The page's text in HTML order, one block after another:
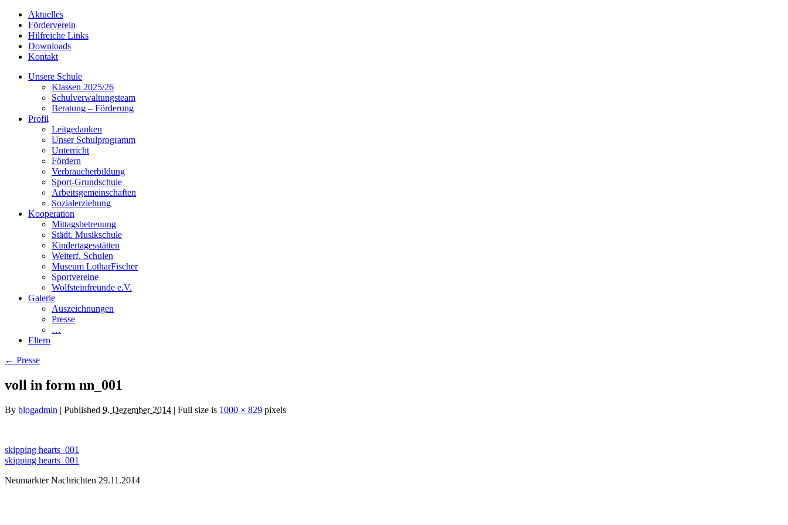
Aktuelles
Förderverein
Hilfreiche Links
Downloads
Kontakt
Unsere Schule
Klassen 2025/26
Schulverwaltungsteam
Beratung – Förderung
Profil
Leitgedanken
Unser Schulprogramm
Unterricht
Fördern
Verbraucherbildung
Sport-Grundschule
Arbeitsgemeinschaften
Sozialerziehung
Kooperation
Mittagsbetreuung
Städt. Musikschule
Kindertagesstätten
Weiterf. Schulen
Museum LotharFischer
Sportvereine
Wolfsteinfreunde e.V.
Galerie
Auszeichnungen
Presse
…
Eltern
← Presse
voll in form nn_001
By blogadmin | Published 9. Dezember 2014 | Full size is 1000 × 829 pixels
skipping hearts_001
skipping hearts_001
Neumarkter Nachrichten 29.11.2014